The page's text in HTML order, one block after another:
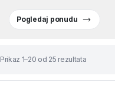
Pogledaj ponudu
Prikaz 1–20 od 25 rezultata